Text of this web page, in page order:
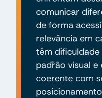
comunicar
de forma
relevância em
têm
padrão visual
coerente com